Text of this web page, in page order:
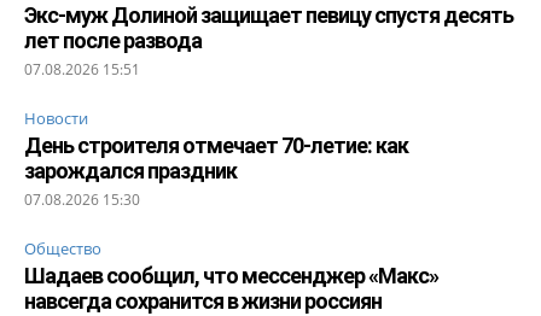
Экс-муж Долиной защищает певицу спустя десять
лет после развода
07.08.2026 15:51
Новости
День строителя отмечает 70-летие: как
зарождался праздник
07.08.2026 15:30
Общество
Шадаев сообщил, что мессенджер «Макс»
навсегда сохранится в жизни россиян